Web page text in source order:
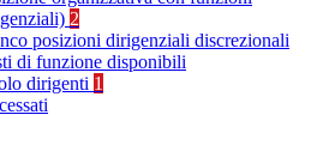
2
posizioni dirigenziali discrezionali
di funzione disponibili
dirigenti 1